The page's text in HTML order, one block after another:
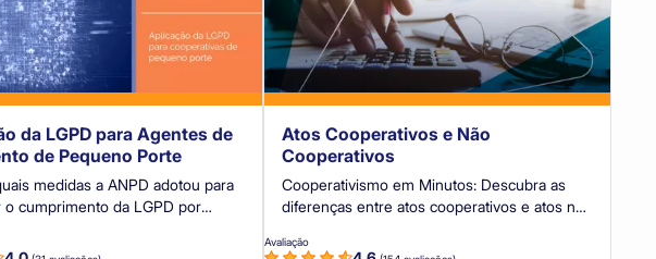
da LGPD para Agentes de
de Pequeno Porte
medidas a ANPD adotou para
o cumprimento da LGPD por
Atos Cooperativos e Não
Cooperativos
Cooperativismo em Minutos: Descubra as
diferenças entre atos cooperativos e atos não
Avaliação